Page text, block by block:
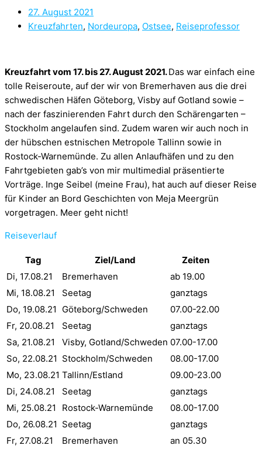
27. August 2021
Kreuzfahrten, Nordeuropa, Ostsee, Reiseprofessor
Kreuzfahrt vom 17. bis 27. August 2021.Das war einfach eine
tolle Reiseroute, auf der wir von Bremerhaven aus die drei
schwedischen Häfen Göteborg, Visby auf Gotland sowie –
nach der faszinierenden Fahrt durch den Schärengarten –
Stockholm angelaufen sind. Zudem waren wir auch noch in
der hübschen estnischen Metropole Tallinn sowie in
Rostock-Warnemünde. Zu allen Anlaufhäfen und zu den
Fahrtgebieten gab’s von mir multimedial präsentierte
Vorträge. Inge Seibel (meine Frau), hat auch auf dieser Reise
für Kinder an Bord Geschichten von Meja Meergrün
vorgetragen. Meer geht nicht!
Reiseverlauf
Tag Ziel/Land
Zeiten
Di, 17.08.21
Bremerhaven
ab 19.00
Mi, 18.08.21
Seetag
ganztags
Do, 19.08.21
Göteborg/Schweden
07.00-22.00
Fr, 20.08.21
Seetag
ganztags
Sa, 21.08.21
Visby, Gotland/Schweden 07.00-17.00
So, 22.08.21 Stockholm/Schweden
08.00-17.00
Mo, 23.08.21 Tallinn/Estland
09.00-23.00
Di, 24.08.21
Seetag
ganztags
Mi, 25.08.21
Rostock-Warnemünde
08.00-17.00
Do, 26.08.21 Seetag
ganztags
Fr, 27.08.21
Bremerhaven an 05.30